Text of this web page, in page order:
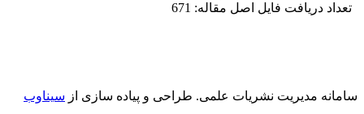
تعداد دریافت فایل اصل مقاله: 671
سامانه مدیریت نشریات علمی. طراحی و پیاده سازی از سیناوب